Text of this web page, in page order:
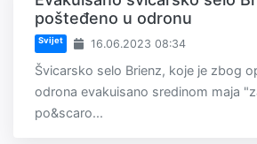
pošteđeno u odronu
Svijet 16.06.2023 08:34
Švicarsko selo Brienz, koje je zbog
odrona evakuisano sredinom maja
po&scaro...